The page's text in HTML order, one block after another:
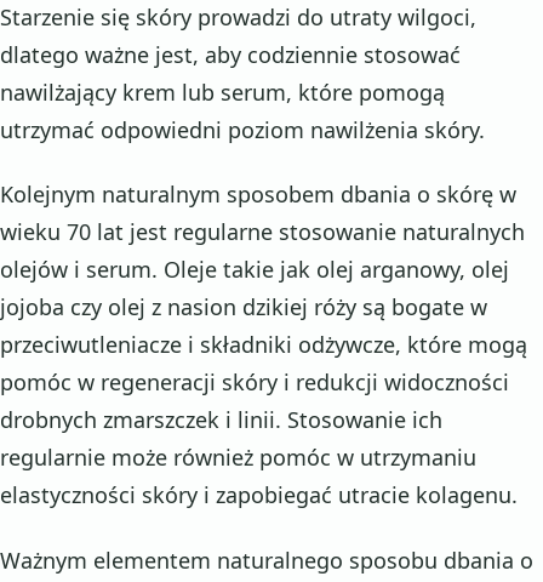
Starzenie się skóry prowadzi do utraty wilgoci,
dlatego ważne jest, aby codziennie stosować
nawilżający krem lub serum, które pomogą
utrzymać odpowiedni poziom nawilżenia skóry.
Kolejnym naturalnym sposobem dbania o skórę w
wieku 70 lat jest regularne stosowanie naturalnych
olejów i serum. Oleje takie jak olej arganowy, olej
jojoba czy olej z nasion dzikiej róży są bogate w
przeciwutleniacze i składniki odżywcze, które mogą
pomóc w regeneracji skóry i redukcji widoczności
drobnych zmarszczek i linii. Stosowanie ich
regularnie może również pomóc w utrzymaniu
elastyczności skóry i zapobiegać utracie kolagenu.
Ważnym elementem naturalnego sposobu dbania o